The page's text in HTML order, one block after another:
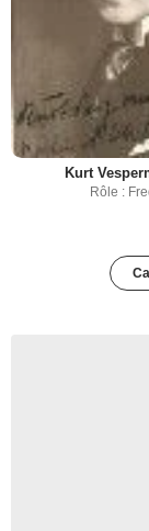
Kurt
Rôle :